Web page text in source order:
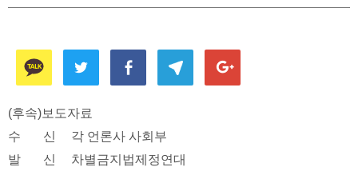
(후속)보도자료
수 신
각 언론사 사회부
발 신
차별금지법제정연대